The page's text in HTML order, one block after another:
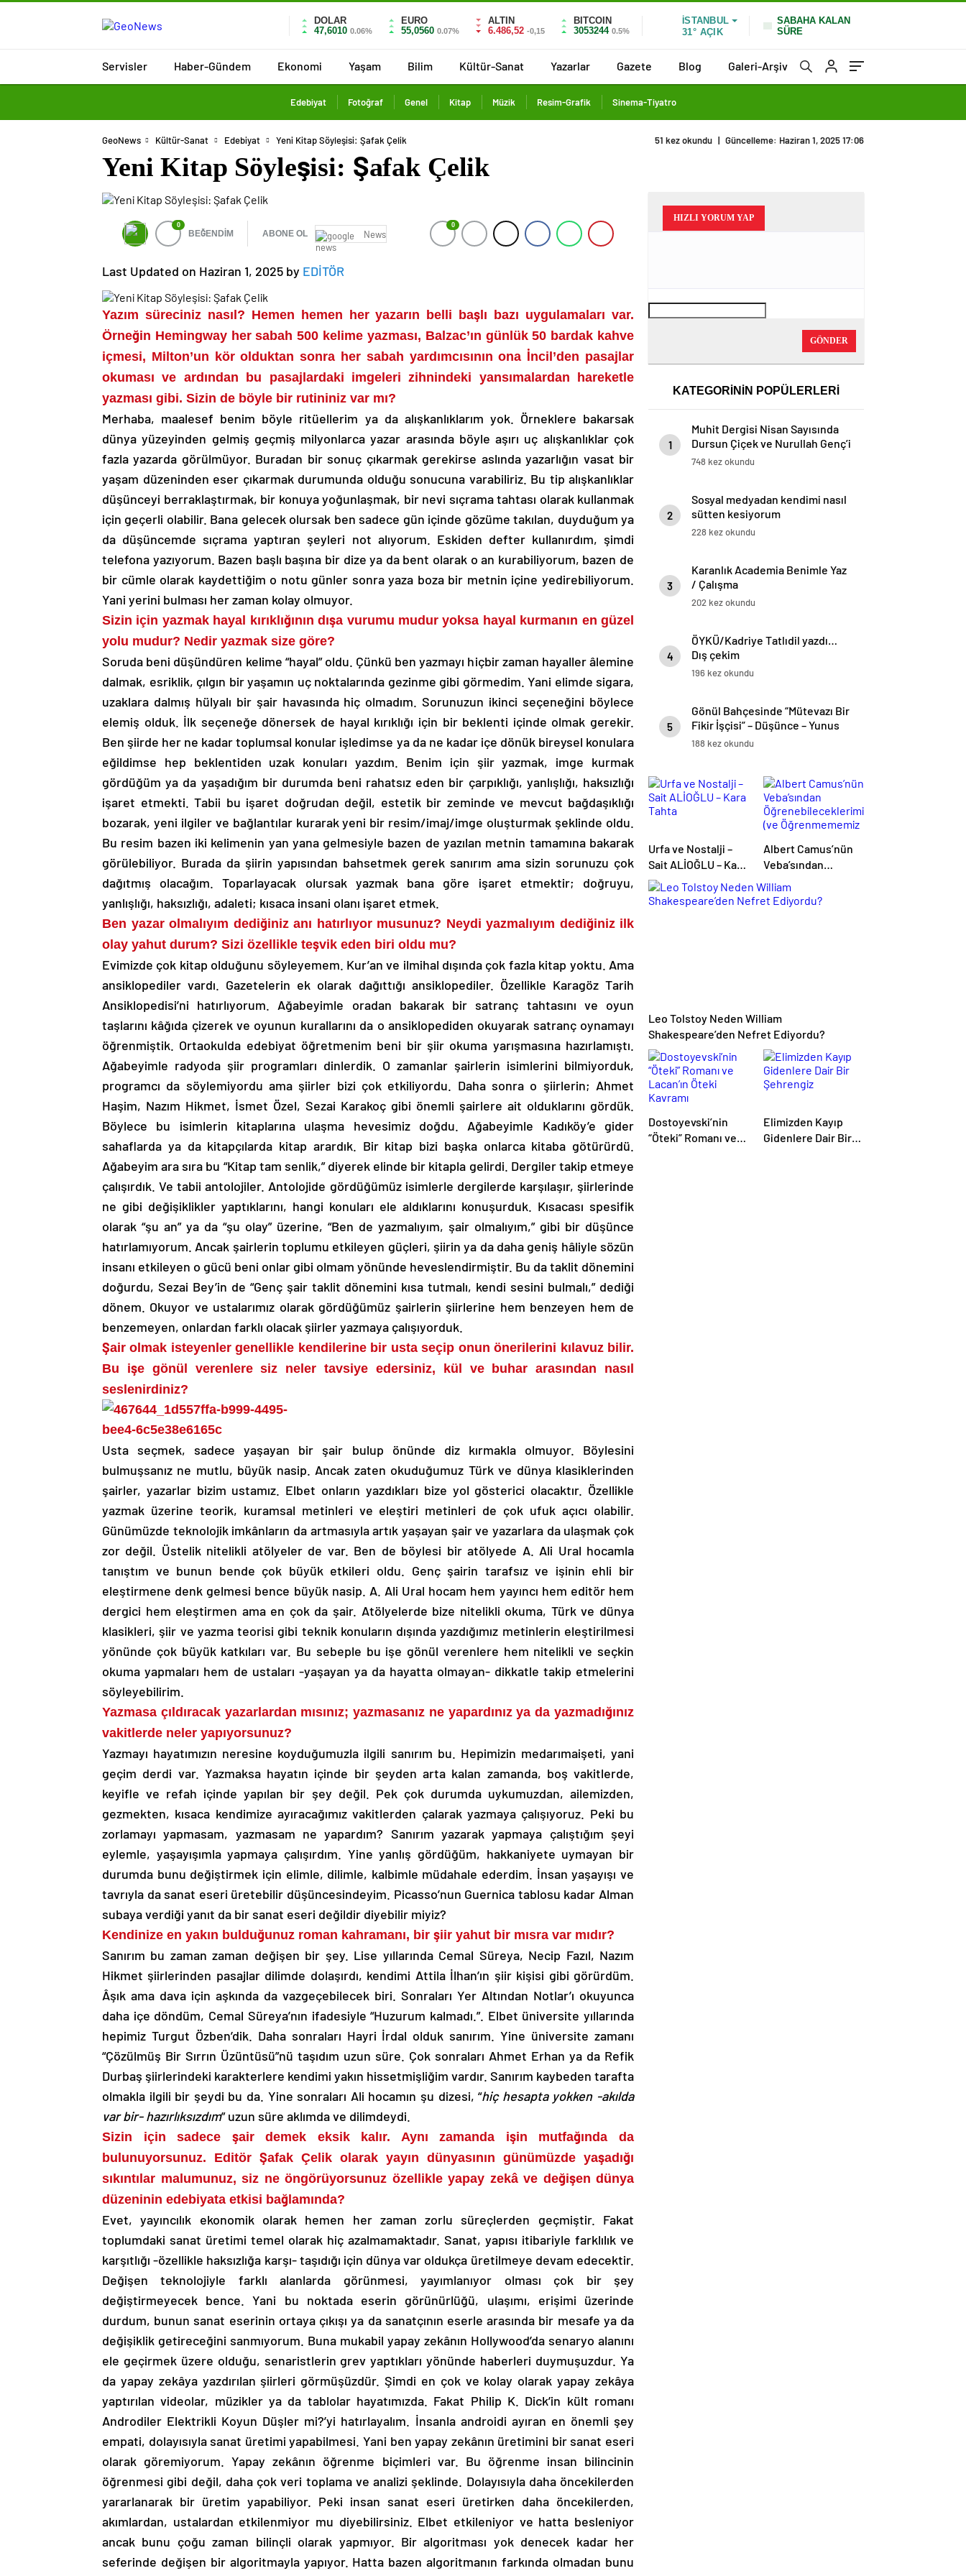
DOLAR
47,6010 0.06%
EURO
55,0560 0.07%
ALTIN
6.486,52 -0,15
BITCOIN
3053244 0.5%
İSTANBUL
31° AÇIK
SABAHA KALAN
SÜRE
Servisler Haber-Gündem Ekonomi Yaşam Bilim Kültür-Sanat Yazarlar Gazete Blog Galeri-Arşiv
Edebiyat Fotoğraf Genel Kitap Müzik Resim-Grafik Sinema-Tiyatro
GeoNews Kültür-Sanat Edebiyat Yeni Kitap Söyleşisi: Şafak Çelik 51 kez okundu | Güncelleme: Haziran 1, 2025 17:06
Yeni Kitap Söyleşisi: Şafak Çelik
0
BEĞENDİM ABONE OL News
0
Last Updated on Haziran 1, 2025 by EDİTÖR
Yazım süreciniz nasıl? Hemen hemen her yazarın belli başlı bazı uygulamaları var.
Örneğin Hemingway her sabah 500 kelime yazması, Balzac’ın günlük 50 bardak kahve
içmesi, Milton’un kör olduktan sonra her sabah yardımcısının ona İncil’den pasajlar
okuması ve ardından bu pasajlardaki imgeleri zihnindeki yansımalardan hareketle
yazması gibi. Sizin de böyle bir rutininiz var mı?
Merhaba, maalesef benim böyle ritüellerim ya da alışkanlıklarım yok. Örneklere bakarsak
dünya yüzeyinden gelmiş geçmiş milyonlarca yazar arasında böyle aşırı uç alışkanlıklar çok
fazla yazarda görülmüyor. Buradan bir sonuç çıkarmak gerekirse aslında yazarlığın vasat bir
yaşam düzeninden eser çıkarmak durumunda olduğu sonucuna varabiliriz. Bu tip alışkanlıklar
düşünceyi berraklaştırmak, bir konuya yoğunlaşmak, bir nevi sıçrama tahtası olarak kullanmak
için geçerli olabilir. Bana gelecek olursak ben sadece gün içinde gözüme takılan, duyduğum ya
da düşüncemde sıçrama yaptıran şeyleri not alıyorum. Eskiden defter kullanırdım, şimdi
telefona yazıyorum. Bazen başlı başına bir dize ya da bent olarak o an kurabiliyorum, bazen de
bir cümle olarak kaydettiğim o notu günler sonra yaza boza bir metnin içine yedirebiliyorum.
Yani yerini bulması her zaman kolay olmuyor.
Sizin için yazmak hayal kırıklığının dışa vurumu mudur yoksa hayal kurmanın en güzel
yolu mudur? Nedir yazmak size göre?
Soruda beni düşündüren kelime “hayal” oldu. Çünkü ben yazmayı hiçbir zaman hayaller âlemine
dalmak, esriklik, çılgın bir yaşamın uç noktalarında gezinme gibi görmedim. Yani elimde sigara,
uzaklara dalmış hülyalı bir şair havasında hiç olmadım. Sorunuzun ikinci seçeneğini böylece
elemiş olduk. İlk seçeneğe dönersek de hayal kırıklığı için bir beklenti içinde olmak gerekir.
Ben şiirde her ne kadar toplumsal konular işledimse ya da ne kadar içe dönük bireysel konulara
eğildimse hep beklentiden uzak konuları yazdım. Benim için şiir yazmak, imge kurmak
gördüğüm ya da yaşadığım bir durumda beni rahatsız eden bir çarpıklığı, yanlışlığı, haksızlığı
işaret etmekti. Tabii bu işaret doğrudan değil, estetik bir zeminde ve mevcut bağdaşıklığı
bozarak, yeni ilgiler ve bağlantılar kurarak yeni bir resim/imaj/imge oluşturmak şeklinde oldu.
Bu resim bazen iki kelimenin yan yana gelmesiyle bazen de yazılan metnin tamamına bakarak
görülebiliyor. Burada da şiirin yapısından bahsetmek gerek sanırım ama sizin sorunuzu çok
dağıtmış olacağım. Toparlayacak olursak yazmak bana göre işaret etmektir; doğruyu,
yanlışlığı, haksızlığı, adaleti; kısaca insani olanı işaret etmek.
Ben yazar olmalıyım dediğiniz anı hatırlıyor musunuz? Neydi yazmalıyım dediğiniz ilk
olay yahut durum? Sizi özellikle teşvik eden biri oldu mu?
Evimizde çok kitap olduğunu söyleyemem. Kur’an ve ilmihal dışında çok fazla kitap yoktu. Ama
ansiklopediler vardı. Gazetelerin ek olarak dağıttığı ansiklopediler. Özellikle Karagöz Tarih
Ansiklopedisi’ni hatırlıyorum. Ağabeyimle oradan bakarak bir satranç tahtasını ve oyun
taşlarını kâğıda çizerek ve oyunun kurallarını da o ansiklopediden okuyarak satranç oynamayı
öğrenmiştik. Ortaokulda edebiyat öğretmenim beni bir şiir okuma yarışmasına hazırlamıştı.
Ağabeyimle radyoda şiir programları dinlerdik. O zamanlar şairlerin isimlerini bilmiyorduk,
programcı da söylemiyordu ama şiirler bizi çok etkiliyordu. Daha sonra o şiirlerin; Ahmet
Haşim, Nazım Hikmet, İsmet Özel, Sezai Karakoç gibi önemli şairlere ait olduklarını gördük.
Böylece bu isimlerin kitaplarına ulaşma hevesimiz doğdu. Ağabeyimle Kadıköy’e gider
sahaflarda ya da kitapçılarda kitap arardık. Bir kitap bizi başka onlarca kitaba götürürdü.
Ağabeyim ara sıra bu “Kitap tam senlik,” diyerek elinde bir kitapla gelirdi. Dergiler takip etmeye
çalışırdık. Ve tabii antolojiler. Antolojide gördüğümüz isimlerle dergilerde karşılaşır, şiirlerinde
ne gibi değişiklikler yaptıklarını, hangi konuları ele aldıklarını konuşurduk. Kısacası spesifik
olarak “şu an” ya da “şu olay” üzerine, “Ben de yazmalıyım, şair olmalıyım,” gibi bir düşünce
hatırlamıyorum. Ancak şairlerin toplumu etkileyen güçleri, şiirin ya da daha geniş hâliyle sözün
insanı etkileyen o gücü beni onlar gibi olmam yönünde heveslendirmiştir. Bu da taklit dönemini
doğurdu, Sezai Bey’in de “Genç şair taklit dönemini kısa tutmalı, kendi sesini bulmalı,” dediği
dönem. Okuyor ve ustalarımız olarak gördüğümüz şairlerin şiirlerine hem benzeyen hem de
benzemeyen, onlardan farklı olacak şiirler yazmaya çalışıyorduk.
Şair olmak isteyenler genellikle kendilerine bir usta seçip onun önerilerini kılavuz bilir.
Bu işe gönül verenlere siz neler tavsiye edersiniz, kül ve buhar arasından nasıl
seslenirdiniz?
Usta seçmek, sadece yaşayan bir şair bulup önünde diz kırmakla olmuyor. Böylesini
bulmuşsanız ne mutlu, büyük nasip. Ancak zaten okuduğumuz Türk ve dünya klasiklerinden
şairler, yazarlar bizim ustamız. Elbet onların yazdıkları bize yol gösterici olacaktır. Özellikle
yazmak üzerine teorik, kuramsal metinleri ve eleştiri metinleri de çok ufuk açıcı olabilir.
Günümüzde teknolojik imkânların da artmasıyla artık yaşayan şair ve yazarlara da ulaşmak çok
zor değil. Üstelik nitelikli atölyeler de var. Ben de böylesi bir atölyede A. Ali Ural hocamla
tanıştım ve bunun bende çok büyük etkileri oldu. Genç şairin tarafsız ve işinin ehli bir
eleştirmene denk gelmesi bence büyük nasip. A. Ali Ural hocam hem yayıncı hem editör hem
dergici hem eleştirmen ama en çok da şair. Atölyelerde bize nitelikli okuma, Türk ve dünya
klasikleri, şiir ve yazma teorisi gibi teknik konuların dışında yazdığımız metinlerin eleştirilmesi
yönünde çok büyük katkıları var. Bu sebeple bu işe gönül verenlere hem nitelikli ve seçkin
okuma yapmaları hem de ustaları -yaşayan ya da hayatta olmayan- dikkatle takip etmelerini
söyleyebilirim.
Yazmasa çıldıracak yazarlardan mısınız; yazmasanız ne yapardınız ya da yazmadığınız
vakitlerde neler yapıyorsunuz?
Yazmayı hayatımızın neresine koyduğumuzla ilgili sanırım bu. Hepimizin medarımaişeti, yani
geçim derdi var. Yazmaksa hayatın içinde bir şeyden arta kalan zamanda, boş vakitlerde,
keyifle ve refah içinde yapılan bir şey değil. Pek çok durumda uykumuzdan, ailemizden,
gezmekten, kısaca kendimize ayıracağımız vakitlerden çalarak yazmaya çalışıyoruz. Peki bu
zorlamayı yapmasam, yazmasam ne yapardım? Sanırım yazarak yapmaya çalıştığım şeyi
eylemle, yaşayışımla yapmaya çalışırdım. Yine yanlış gördüğüm, hakkaniyete uymayan bir
durumda bunu değiştirmek için elimle, dilimle, kalbimle müdahale ederdim. İnsan yaşayışı ve
tavrıyla da sanat eseri üretebilir düşüncesindeyim. Picasso’nun Guernica tablosu kadar Alman
subaya verdiği yanıt da bir sanat eseri değildir diyebilir miyiz?
Kendinize en yakın bulduğunuz roman kahramanı, bir şiir yahut bir mısra var mıdır?
Sanırım bu zaman zaman değişen bir şey. Lise yıllarında Cemal Süreya, Necip Fazıl, Nazım
Hikmet şiirlerinden pasajlar dilimde dolaşırdı, kendimi Attila İlhan’ın şiir kişisi gibi görürdüm.
Âşık ama dava için aşkında da vazgeçebilecek biri. Sonraları Yer Altından Notlar’ı okuyunca
daha içe döndüm, Cemal Süreya’nın ifadesiyle “Huzurum kalmadı.”. Elbet üniversite yıllarında
hepimiz Turgut Özben’dik. Daha sonraları Hayri İrdal olduk sanırım. Yine üniversite zamanı
“Çözülmüş Bir Sırrın Üzüntüsü”nü taşıdım uzun süre. Çok sonraları Ahmet Erhan ya da Refik
Durbaş şiirlerindeki karakterlere kendimi yakın hissetmişliğim vardır. Sanırım kaybeden tarafta
olmakla ilgili bir şeydi bu da. Yine sonraları Ali hocamın şu dizesi, “hiç hesapta yokken -akılda
var bir- hazırlıksızdım” uzun süre aklımda ve dilimdeydi.
Sizin için sadece şair demek eksik kalır. Aynı zamanda işin mutfağında da
bulunuyorsunuz. Editör Şafak Çelik olarak yayın dünyasının günümüzde yaşadığı
sıkıntılar malumunuz, siz ne öngörüyorsunuz özellikle yapay zekâ ve değişen dünya
düzeninin edebiyata etkisi bağlamında?
Evet, yayıncılık ekonomik olarak hemen her zaman zorlu süreçlerden geçmiştir. Fakat
toplumdaki sanat üretimi temel olarak hiç azalmamaktadır. Sanat, yapısı itibariyle farklılık ve
karşıtlığı -özellikle haksızlığa karşı- taşıdığı için dünya var oldukça üretilmeye devam edecektir.
Değişen teknolojiyle farklı alanlarda görünmesi, yayımlanıyor olması çok bir şey
değiştirmeyecek bence. Yani bu noktada eserin görünürlüğü, ulaşımı, erişimi üzerinde
durdum, bunun sanat eserinin ortaya çıkışı ya da sanatçının eserle arasında bir mesafe ya da
değişiklik getireceğini sanmıyorum. Buna mukabil yapay zekânın Hollywood’da senaryo alanını
ele geçirmek üzere olduğu, senaristlerin grev yaptıkları yönünde haberleri duymuşuzdur. Ya
da yapay zekâya yazdırılan şiirleri görmüşüzdür. Şimdi en çok ve kolay olarak yapay zekâya
yaptırılan videolar, müzikler ya da tablolar hayatımızda. Fakat Philip K. Dick’in kült romanı
Androdiler Elektrikli Koyun Düşler mi?’yi hatırlayalım. İnsanla androidi ayıran en önemli şey
empati, dolayısıyla sanat üretimi yapabilmesi. Yani ben yapay zekânın üretimini bir sanat eseri
olarak göremiyorum. Yapay zekânın öğrenme biçimleri var. Bu öğrenme insan bilincinin
öğrenmesi gibi değil, daha çok veri toplama ve analizi şeklinde. Dolayısıyla daha öncekilerden
yararlanarak bir üretim yapabiliyor. Peki insan sanat eseri üretirken daha öncekilerden,
akımlardan, ustalardan etkilenmiyor mu diyebilirsiniz. Elbet etkileniyor ve hatta besleniyor
ancak bunu çoğu zaman bilinçli olarak yapmıyor. Bir algoritması yok denecek kadar her
seferinde değişen bir algoritmayla yapıyor. Hatta bazen algoritmanın farkında olmadan bunu
HIZLI YORUM YAP
GÖNDER
KATEGORİNİN POPÜLERLERİ
1
Muhit Dergisi Nisan Sayısında
Dursun Çiçek ve Nurullah Gençʼi
Kapağa Taşıyor (Mayıs, 2025) –
748 kez okundu
2
Sosyal medyadan kendimi nasıl
sütten kesiyorum
228 kez okundu
3
Karanlık Academia Benimle Yaz
/ Çalışma
202 kez okundu
4
ÖYKÜ/Kadriye Tatlıdil yazdı…
Dış çekim
196 kez okundu
5
Gönül Bahçesinde “Mütevazı Bir
Fikir İşçisi” – Düşünce – Yunus
ÖZDEMİR
188 kez okundu
Urfa ve Nostalji –
Sait ALİOĞLU – Kara
Tahta
Albert Camus’nün
Veba’sından
Öğrenebileceklerimiz
(ve Öğrenmememiz
Gerekenler)
Leo Tolstoy Neden William
Shakespeare’den Nefret Ediyordu?
Dostoyevski’nin
“Öteki” Romanı ve
Elimizden Kayıp
Gidenlere Dair Bir